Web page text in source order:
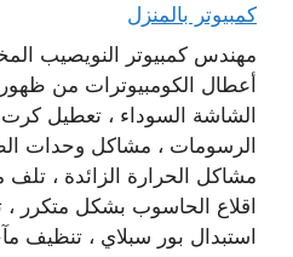
كمبيوتر بالمنزل
مهندس كمبيوتر النويصيب
أعطال الكومبيوترات من
الشاشة السوداء ، تعطيل
الرسومات ، مشاكل وحدات
مشاكل الحرارة الزائدة ، تلف
اقلاع الحاسوب بشكل متكرر ،
استبدال بور سبلاي ، تنظيف